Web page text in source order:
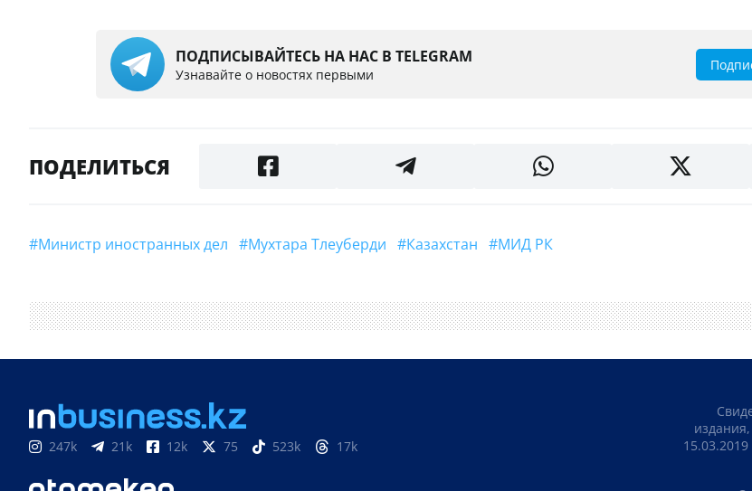
ПОДПИСЫВАЙТЕСЬ НА НАС В TELEGRAM
Узнавайте о новостях первыми
ПОДЕЛИТЬСЯ
#Министр иностранных дел #Мухтара Тлеуберди #Казахстан #МИД РК
247k 21k 12k 75 523k 17k